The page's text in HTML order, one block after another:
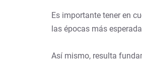
Es importante tener en
las épocas más
Así mismo, resulta